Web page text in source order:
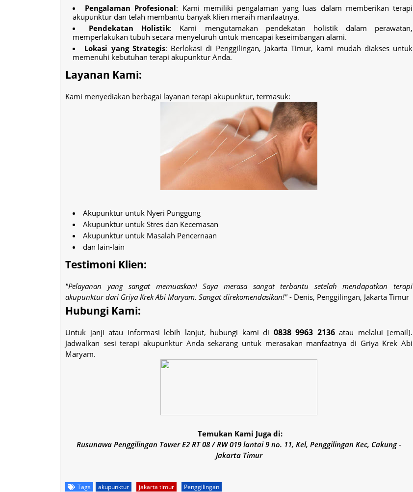
Pengalaman Profesional: Kami memiliki pengalaman yang luas dalam memberikan terapi
akupunktur dan telah membantu banyak klien meraih manfaatnya.
Pendekatan Holistik: Kami mengutamakan pendekatan holistik dalam perawatan,
memperlakukan tubuh secara menyeluruh untuk mencapai keseimbangan alami.
Lokasi yang Strategis: Berlokasi di Penggilingan, Jakarta Timur, kami mudah diakses untuk
memenuhi kebutuhan terapi akupunktur Anda.
Layanan Kami:
Kami menyediakan berbagai layanan terapi akupunktur, termasuk:
Akupunktur untuk Nyeri Punggung
Akupunktur untuk Stres dan Kecemasan
Akupunktur untuk Masalah Pencernaan
dan lain-lain
Testimoni Klien:
"Pelayanan yang sangat memuaskan! Saya merasa sangat terbantu setelah mendapatkan terapi
akupunktur dari Griya Krek Abi Maryam. Sangat direkomendasikan!" - Denis, Penggilingan, Jakarta Timur
Hubungi Kami:
Untuk janji atau informasi lebih lanjut, hubungi kami di 0838 9963 2136atau melalui [email].
Jadwalkan sesi terapi akupunktur Anda sekarang untuk merasakan manfaatnya di Griya Krek Abi
Maryam.
Temukan Kami Juga di:
Rusunawa Penggilingan Tower E2 RT 08 / RW 019 lantai 9 no. 11, Kel, Penggilingan Kec, Cakung -
Jakarta Timur
Tags akupunktur jakarta timur Penggilingan